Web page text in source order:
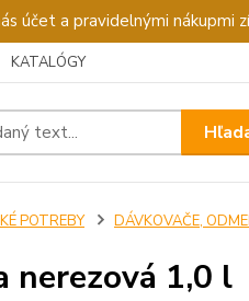
účet a pravidelnými
KATALÓGY
POTREBY DÁVKOVAČE,
nerezová 1,0 l